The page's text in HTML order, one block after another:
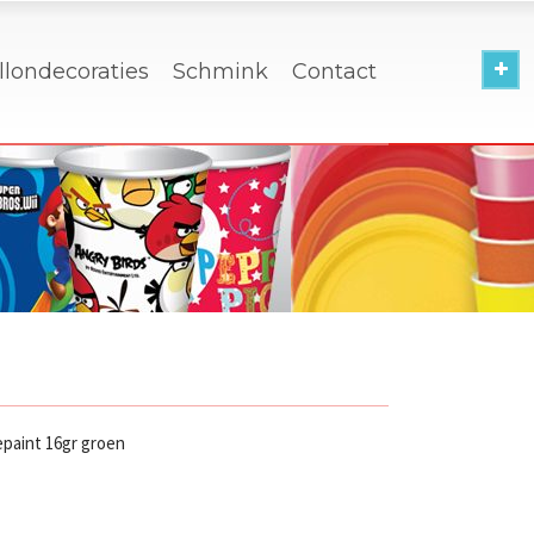
Schmink Contact
16gr groen